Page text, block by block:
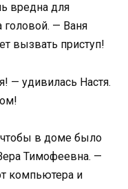
вредна для
головой. — Ваня
вызвать приступ!
— удивилась Настя.
чтобы в доме было
Тимофеевна. —
компьютера и